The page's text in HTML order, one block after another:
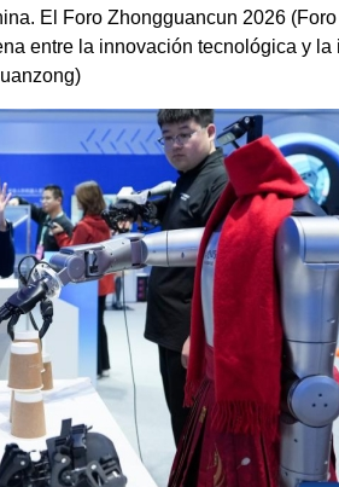
El Foro Zhongguancun 2026
entre la innovación tecnológica y